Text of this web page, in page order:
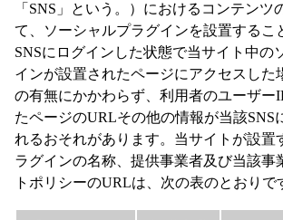
「SNS」という。）におけるコンテンツ
て、ソーシャルプラグインを設置するこ
SNSにログインした状態で当サイト中の
インが設置されたページにアクセスした
の有無にかかわらず、利用者のユーザー
たページのURLその他の情報が当該SNS
れるおそれがあります。当サイトが設置
ラグインの名称、提供事業者及び当該事
トポリシーのURLは、次の表のとおりで